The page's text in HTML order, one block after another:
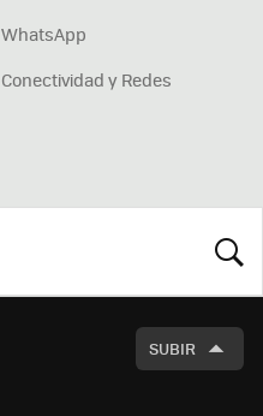
WhatsApp
Conectividad y Redes
SUBIR